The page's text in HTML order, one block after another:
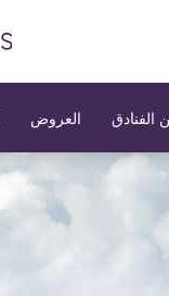
الفنادق العروض